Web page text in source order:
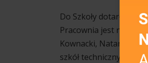
Do Szkoły dotarła
Pracownia jest
Kownacki, Natan
szkół technicznych z